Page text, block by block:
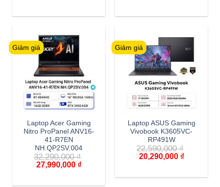
Giảm giá
Laptop Acer Gaming
Nitro ProPanel ANV16-
41-R7EN
NH.QP2SV.004
32,290,000₫
27,990,000 ₫
Giảm giá
Laptop ASUS Gaming
Vivobook K3605VC-
RP491W
22,590,000₫
20,290,000 ₫